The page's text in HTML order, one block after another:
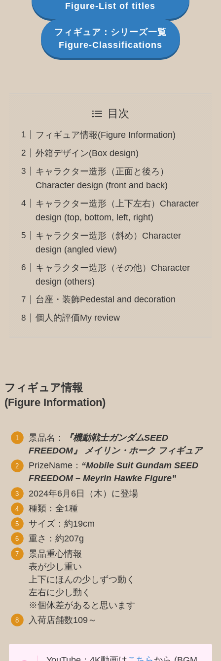
Figure-List of titles
フィギュア：シリーズ一覧
Figure-Classifications
目次
フィギュア情報(Figure Information)
外箱デザイン(Box design)
キャラクター造形（正面と後ろ）
Character design (front and back)
キャラクター造形（上下左右）Character
design (top, bottom, left, right)
キャラクター造形（斜め）Character
design (angled view)
キャラクター造形（その他）Character
design (others)
台座・装飾Pedestal and decoration
個人的評価My review
フィギュア情報
(Figure Information)
景品名：
『機動戦士ガンダムSEED
FREEDOM』 メイリン・ホーク フィギュア
PrizeName： “Mobile Suit Gundam SEED
FREEDOM – Meyrin Hawke Figure”
2024年6月6日（木）に登場
種類：全1種
サイズ：約19cm
重さ：約207g
景品重心情報
表が少し重い
上下にほんの少しずつ動く
左右に少し動く
※個体差があると思います
入荷店舗数109～